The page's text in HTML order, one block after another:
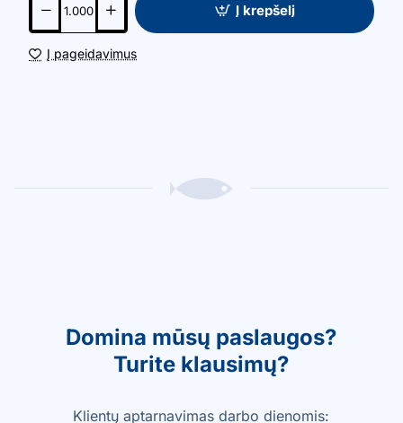
Į krepšelį
Į pageidavimus
Domina mūsų paslaugos?
Turite klausimų?
Klientų aptarnavimas darbo dienomis: